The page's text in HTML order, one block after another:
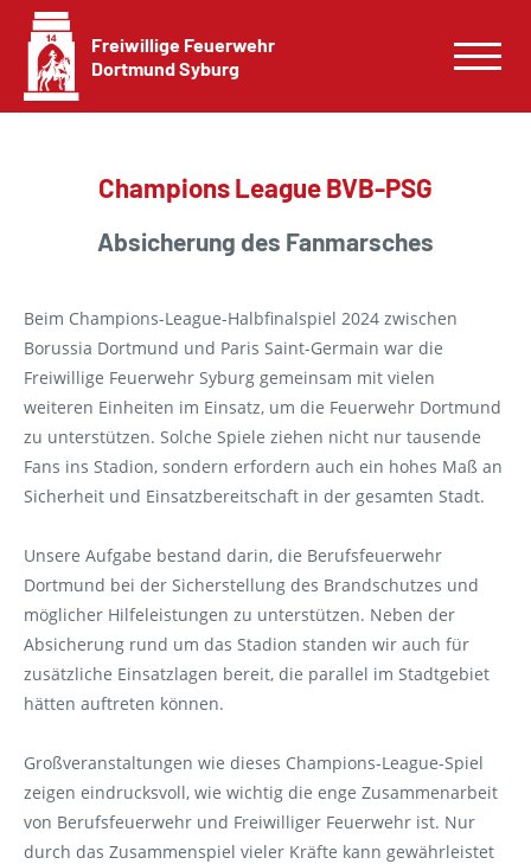
Freiwillige Feuerwehr
Dortmund Syburg
Champions League BVB-PSG
Absicherung des Fanmarsches
Beim Champions-League-Halbfinalspiel 2024 zwischen
Borussia Dortmund und Paris Saint-Germain war die
Freiwillige Feuerwehr Syburg gemeinsam mit vielen
weiteren Einheiten im Einsatz, um die Feuerwehr Dortmund
zu unterstützen. Solche Spiele ziehen nicht nur tausende
Fans ins Stadion, sondern erfordern auch ein hohes Maß an
Sicherheit und Einsatzbereitschaft in der gesamten Stadt.
Unsere Aufgabe bestand darin, die Berufsfeuerwehr
Dortmund bei der Sicherstellung des Brandschutzes und
möglicher Hilfeleistungen zu unterstützen. Neben der
Absicherung rund um das Stadion standen wir auch für
zusätzliche Einsatzlagen bereit, die parallel im Stadtgebiet
hätten auftreten können.
Großveranstaltungen wie dieses Champions-League-Spiel
zeigen eindrucksvoll, wie wichtig die enge Zusammenarbeit
von Berufsfeuerwehr und Freiwilliger Feuerwehr ist. Nur
durch das Zusammenspiel vieler Kräfte kann gewährleistet